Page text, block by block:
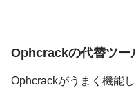
Ophcrackの代替ツー
Ophcrackがうまく機能